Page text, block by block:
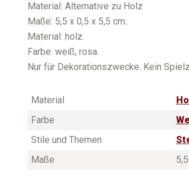
Material: Alternative zu Holz
Maße: 5,5 x 0,5 x 5,5 cm.
Material: holz.
Farbe: weiß, rosa.
Nur für Dekorationszwecke. Kein
Material
Farbe
Stile und Themen
Maße